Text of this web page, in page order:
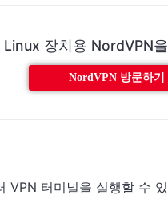
Linux 장치용 NordVPN
NordVPN 방문하기
터미널을 실행할 수